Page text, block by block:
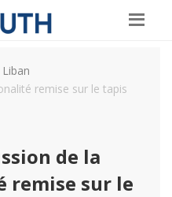
Liban
remise sur le tapis
de la
remise sur le